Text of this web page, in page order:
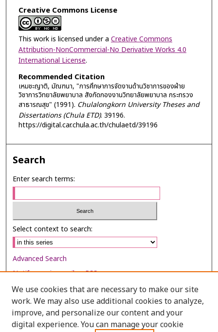
Creative Commons License
This work is licensed under a Creative Commons
Attribution-NonCommercial-No Derivative Works 4.0
International License.
Recommended Citation
เหมชะญาติ, มัณฑนา, "การศึกษาการจัดงานด้านวิชาการของฝ่าย
วิชาการวิทยาลัยพยาบาล สังกัดกองงานวิทยาลัยพยาบาล กระทรวง
สาธารณสุข" (1991). Chulalongkorn University Theses and
Dissertations (Chula ETD). 39196.
https://digital.car.chula.ac.th/chulaetd/39196
Search
Enter search terms:
Select context to search:
Advanced Search
Notify me via email orRSS
Browse
Collections
Disciplines
We use cookies that are necessary to make our site
work. We may also use additional cookies to analyze,
improve, and personalize our content and your
digital experience. You can manage your cookie